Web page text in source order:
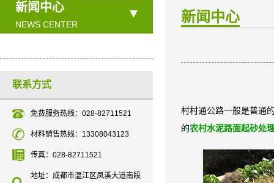
新闻中心
NEWS CENTER
联系方式
免费服务热线：028-82711521
材料销售热线：13308043123
传真：028-82711521
地址：成都市温江区凤溪大道南段
新闻中心
村村通公路一般是普通
的农村水泥路面起砂处